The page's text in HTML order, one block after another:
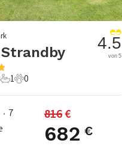
1 Badezimmer
1
0 Haustiere
0
4.5
von 5
• 7
816 €
682 €